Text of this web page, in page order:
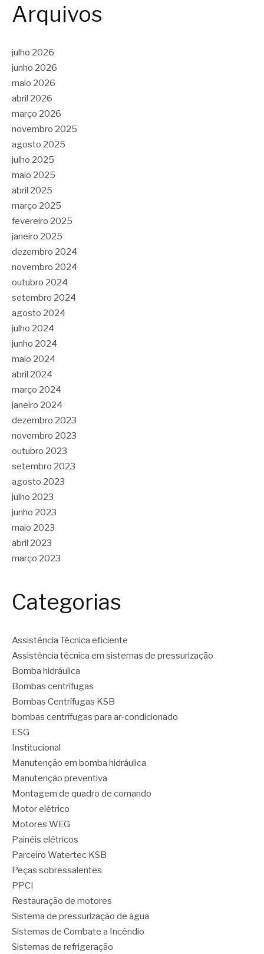
Arquivos
julho 2026
junho 2026
maio 2026
abril 2026
março 2026
novembro 2025
agosto 2025
julho 2025
maio 2025
abril 2025
março 2025
fevereiro 2025
janeiro 2025
dezembro 2024
novembro 2024
outubro 2024
setembro 2024
agosto 2024
julho 2024
junho 2024
maio 2024
abril 2024
março 2024
janeiro 2024
dezembro 2023
novembro 2023
outubro 2023
setembro 2023
agosto 2023
julho 2023
junho 2023
maio 2023
abril 2023
março 2023
Categorias
Assistência Técnica eficiente
Assistência técnica em sistemas de pressurização
Bomba hidráulica
Bombas centrífugas
Bombas Centrífugas KSB
bombas centrífugas para ar-condicionado
ESG
Institucional
Manutenção em bomba hidráulica
Manutenção preventiva
Montagem de quadro de comando
Motor elétrico
Motores WEG
Painéis elétricos
Parceiro Watertec KSB
Peças sobressalentes
PPCI
Restauração de motores
Sistema de pressurização de água
Sistemas de Combate a Incêndio
Sistemas de refrigeração